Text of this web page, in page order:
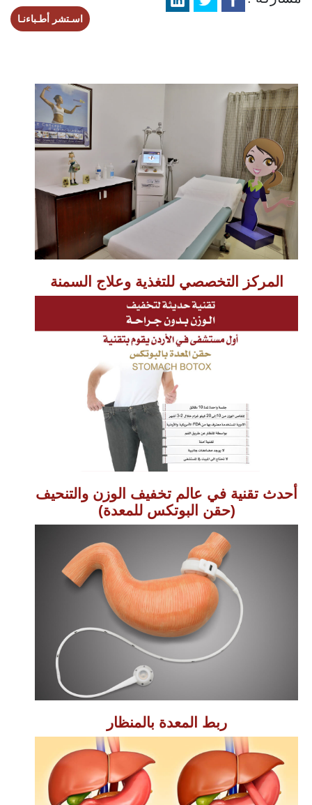
اسـتشر أطـباءنـا
المركز التخصصي للتغذية وعلاج السمنة
أحدث تقنية في عالم تخفيف الوزن والتنحيف
(حقن البوتكس للمعدة)
ربط المعدة بالمنظار